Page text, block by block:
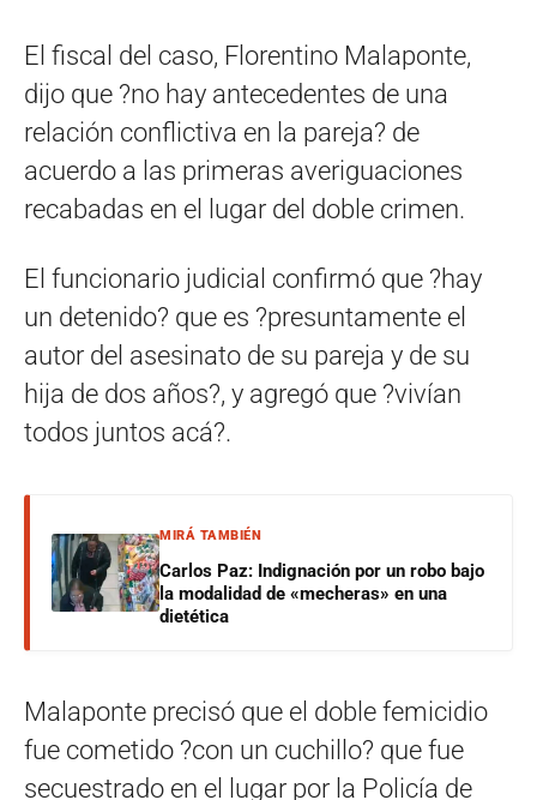
El fiscal del caso, Florentino Malaponte,
dijo que ?no hay antecedentes de una
relación conflictiva en la pareja? de
acuerdo a las primeras averiguaciones
recabadas en el lugar del doble crimen.
El funcionario judicial confirmó que ?hay
un detenido? que es ?presuntamente el
autor del asesinato de su pareja y de su
hija de dos años?, y agregó que ?vivían
todos juntos acá?.
MIRÁ TAMBIÉN
Carlos Paz: Indignación por un robo bajo
la modalidad de «mecheras» en una
dietética
Malaponte precisó que el doble femicidio
fue cometido ?con un cuchillo? que fue
secuestrado en el lugar por la Policía de